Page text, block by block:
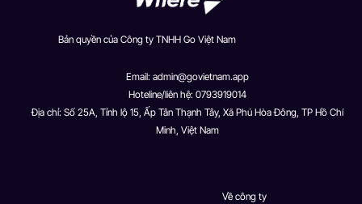
Bản quyền của Công ty TNHH Go Việt Nam
Email: admin@govietnam.app
Hoteline/liên hệ: 0793919014
Địa chỉ: Số 25A, Tỉnh lộ 15, Ấp Tân Thạnh Tây, Xã Phú Hòa Đông, TP Hồ Chí
Minh, Việt Nam
Về công ty